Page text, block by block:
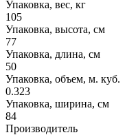
Упаковка, вес, кг
105
Упаковка, высота, см
77
Упаковка, длина, см
50
Упаковка, объем, м. куб.
0.323
Упаковка, ширина, см
84
Производитель